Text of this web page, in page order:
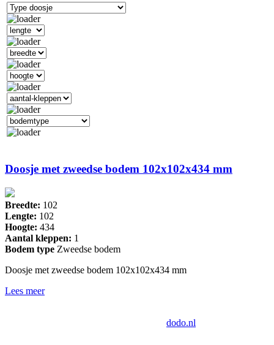
Doosje met zweedse bodem 102x102x434 mm
Breedte: 102
Lengte: 102
Hoogte: 434
Aantal kleppen: 1
Bodem type Zweedse bodem
Doosje met zweedse bodem 102x102x434 mm
Lees meer
dodo.nl